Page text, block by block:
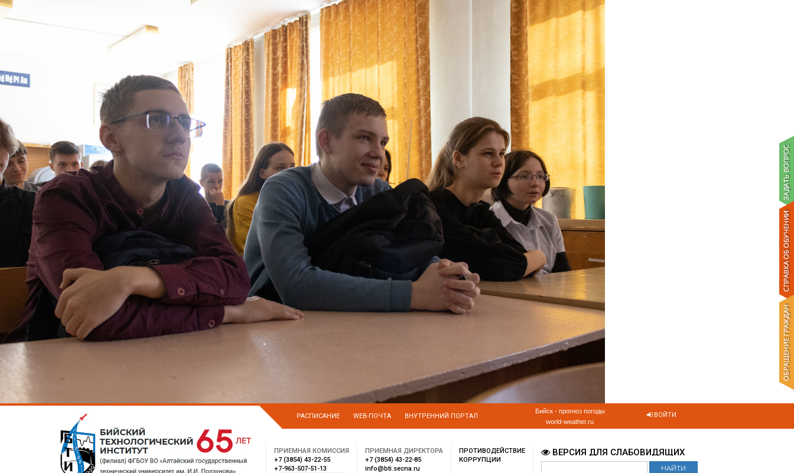
РАСПИСАНИЕ WEB-ПОЧТА ВНУТРЕННИЙ ПОРТАЛ
Бийск - прогноз погоды
world-weather.ru
ВОЙТИ
ПРИЕМНАЯ КОМИССИЯ
+7 (3854) 43-22-55
+7-963-507-51-13
ПРИЕМНАЯ ДИРЕКТОРА
+7 (3854) 43-22-85
info@bti.secna.ru
ПРОТИВОДЕЙСТВИЕ
КОРРУПЦИИ
ВЕРСИЯ ДЛЯ СЛАБОВИДЯЩИХ